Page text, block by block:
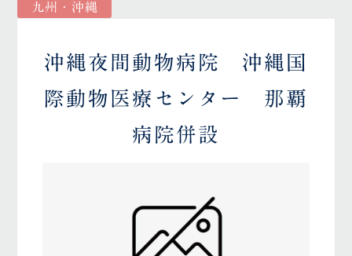
九州・沖縄
沖縄夜間動物病院 沖縄国
際動物医療センター 那覇
病院併設